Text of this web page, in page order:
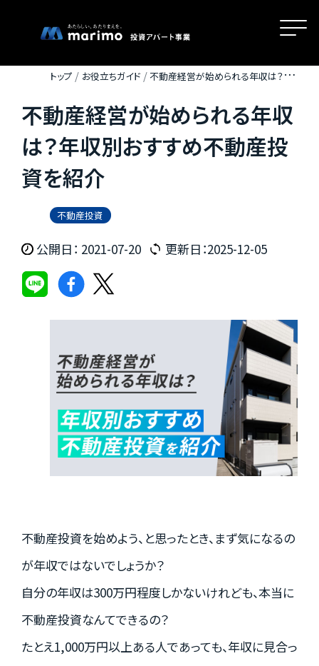
ホーム
お客様の声
Q&A
お知らせ
資料請求はこちら
トップ お役立ちガイド
不動産経営が始められる年収は？年
不動産経営が始められる年収
は？年収別おすすめ不動産投
資を紹介
不動産投資
公開日： 2021-07-20 更新日：2025-12-05
不動産投資を始めよう、と思ったとき、まず気になるの
が年収ではないでしょうか？
自分の年収は300万円程度しかないけれども、本当に
不動産投資なんてできるの？
たとえ1,000万円以上ある人であっても、年収に見合っ